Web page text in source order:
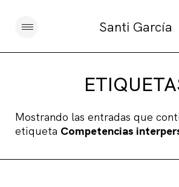
Santi García
Artículos
Charlas y
Libros
Mostrando las entradas que
etiqueta Competencias